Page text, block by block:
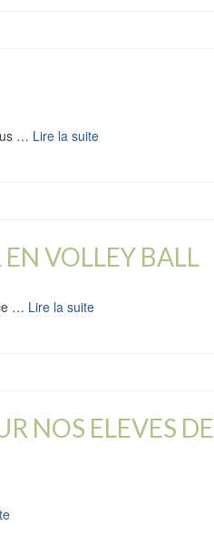
… Lire la suite
VOLLEY BALL
… Lire la suite
NOS ELEVES DE